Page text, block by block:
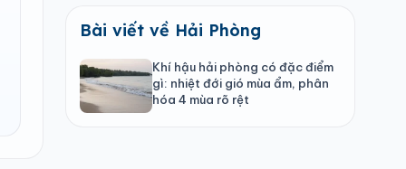
Bài viết về Hải Phòng
Khí hậu hải phòng có đặc điểm
gì: nhiệt đới gió mùa ẩm, phân
hóa 4 mùa rõ rệt